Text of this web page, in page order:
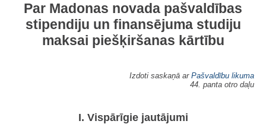
Par Madonas novada pašvaldības
stipendiju un finansējuma studiju
maksai piešķiršanas kārtību
Izdoti saskaņā ar Pašvaldību likuma
44. panta otro daļu
I. Vispārīgie jautājumi